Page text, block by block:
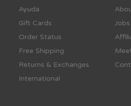
Ayuda
Gift Cards
Order Status
Free Shipping
Returns & Exchanges
International
Jobs